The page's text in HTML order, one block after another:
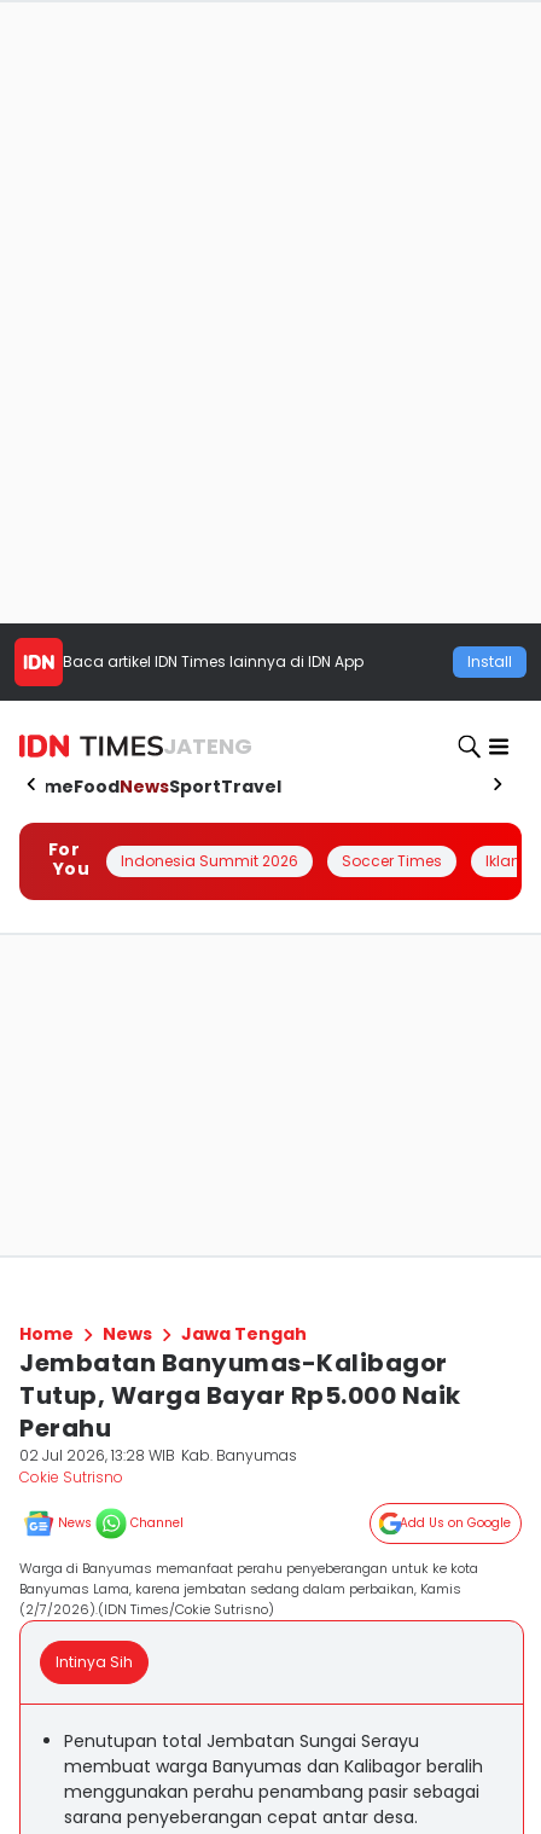
Baca artikel IDN Times lainnya di IDN App Install
JATENG
HomeFoodNewsSportTravel
For
You
Indonesia Summit 2026 Soccer Times Iklanin
Home News Jawa Tengah
Jembatan Banyumas-Kalibagor
Tutup, Warga Bayar Rp5.000 Naik
Perahu
02 Jul 2026, 13:28 WIB Kab. Banyumas
Cokie Sutrisno
News Channel Add Us on Google
Warga di Banyumas memanfaat perahu penyeberangan untuk ke kota
Banyumas Lama, karena jembatan sedang dalam perbaikan, Kamis
(2/7/2026).(IDN Times/Cokie Sutrisno)
Intinya Sih
Penutupan total Jembatan Sungai Serayu
membuat warga Banyumas dan Kalibagor beralih
menggunakan perahu penambang pasir sebagai
sarana penyeberangan cepat antar desa.